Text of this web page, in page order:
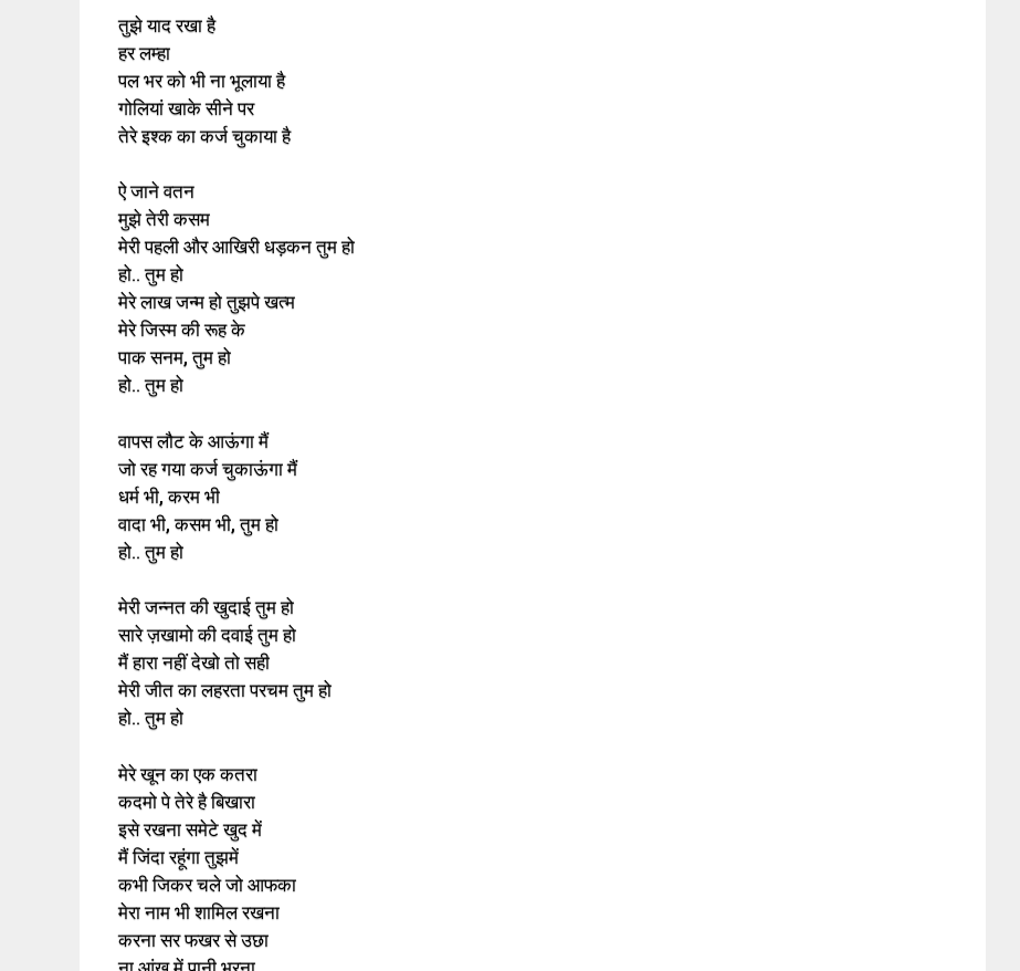
तुझे याद रखा है
हर लम्हा
पल भर को भी ना भूलाया है
गोलियां खाके सीने पर
तेरे इश्क का कर्ज चुकाया है
ऐ जाने वतन
मुझे तेरी कसम
मेरी पहली और आखिरी धड़कन तुम हो
हो.. तुम हो
मेरे लाख जन्म हो तुझपे खत्म
मेरे जिस्म की रूह के
पाक सनम, तुम हो
हो.. तुम हो
वापस लौट के आऊंगा मैं
जो रह गया कर्ज चुकाऊंगा मैं
धर्म भी, करम भी
वादा भी, कसम भी, तुम हो
हो.. तुम हो
मेरी जन्नत की खुदाई तुम हो
सारे ज़खामो की दवाई तुम हो
मैं हारा नहीं देखो तो सही
मेरी जीत का लहरता परचम तुम हो
हो.. तुम हो
मेरे खून का एक कतरा
कदमो पे तेरे है बिखारा
इसे रखना समेटे खुद में
मैं जिंदा रहूंगा तुझमें
कभी जिकर चले जो आफका
मेरा नाम भी शामिल रखना
करना सर फखर से उछा